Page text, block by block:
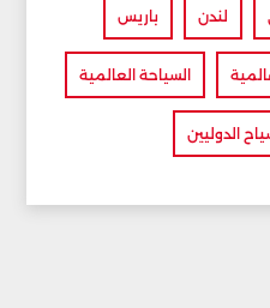
لندن باريس
السياحة العالمية
الدوليين